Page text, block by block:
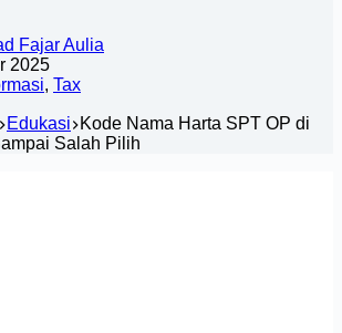
Fajar Aulia
2025
, Tax
Edukasi
Kode Nama Harta SPT OP di
Salah Pilih